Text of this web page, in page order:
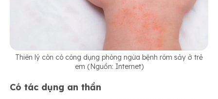
Thiên lý còn có công dụng phòng ngừa bệnh rôm sảy ở trẻ
em (Nguồn: Internet)
Có tác dụng an thần